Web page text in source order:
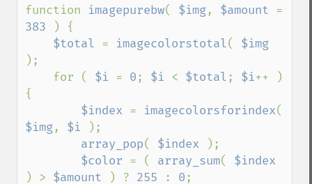
function imagepurebw( $img, $amount
383
) {
$total = imagecolorstotal(
);
    for (
$i = 0; $i < $total; $i++ )
{
$index = imagecolorsforindex
$img, $i
);
array_pop( $index
);
$color = ( array_sum(
) > $amount ) ? 255 : 0;